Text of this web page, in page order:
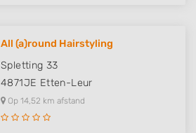
All (a)round Hairstyling
Spletting 33
4871JE Etten-Leur
Op 14,52 km afstand